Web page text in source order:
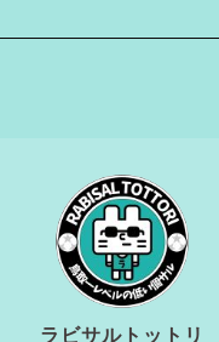
ラビサルトットリ